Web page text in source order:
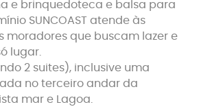
e brinquedoteca e balsa para
SUNCOAST atende às
moradores que buscam lazer e
lugar.
2 suites), inclusive uma
no terceiro andar da
mar e Lagoa.